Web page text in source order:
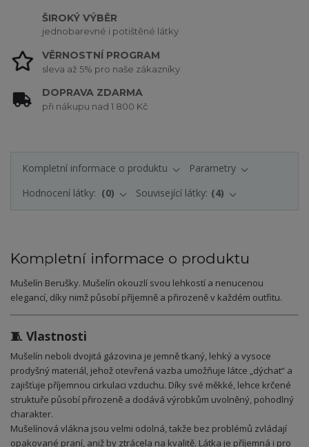
ŠIROKÝ VÝBĚR
jednobarevné i potištěné látky
VĚRNOSTNÍ PROGRAM
sleva až 5% pro naše zákazníky
DOPRAVA ZDARMA
při nákupu nad 1 800 Kč
Kompletní informace o produktu
Parametry
Hodnocení látky:
0 Související látky: 4
Kompletní informace o produktu
Mušelín Berušky. Mušelín okouzlí svou lehkostí a nenucenou
elegancí, díky nimž působí příjemně a přirozeně v každém outfitu.
🧵 Vlastnosti
Mušelín neboli dvojitá gázovina je jemně tkaný, lehký a vysoce
prodyšný materiál, jehož otevřená vazba umožňuje látce „dýchat“ a
zajišťuje příjemnou cirkulaci vzduchu. Díky své měkké, lehce krčené
struktuře působí přirozeně a dodává výrobkům uvolněný, pohodlný
charakter.
Mušelínová vlákna jsou velmi odolná, takže bez problémů zvládají
opakované praní, aniž by ztrácela na kvalitě. Látka je příjemná i pro